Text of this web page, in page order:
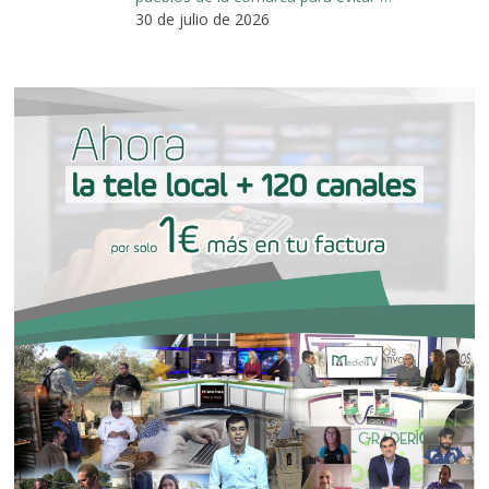
30 de julio de 2026